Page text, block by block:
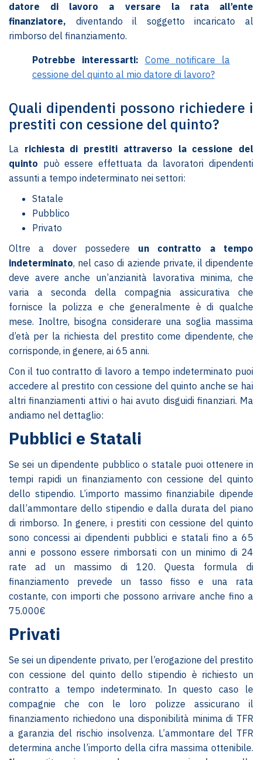
datore di lavoro a versare la rata all’ente
finanziatore, diventando il soggetto incaricato al
rimborso del finanziamento.
Potrebbe interessarti: Come notificare la
cessione del quinto al mio datore di lavoro?
Quali dipendenti possono richiedere i
prestiti con cessione del quinto?
La richiesta di prestiti attraverso la cessione del
quinto può essere effettuata da lavoratori dipendenti
assunti a tempo indeterminato nei settori:
Statale
Pubblico
Privato
Oltre a dover possedere un contratto a tempo
indeterminato, nel caso di aziende private, il dipendente
deve avere anche un’anzianità lavorativa minima, che
varia a seconda della compagnia assicurativa che
fornisce la polizza e che generalmente è di qualche
mese. Inoltre, bisogna considerare una soglia massima
d’età per la richiesta del prestito come dipendente, che
corrisponde, in genere, ai 65 anni.
Con il tuo contratto di lavoro a tempo indeterminato puoi
accedere al prestito con cessione del quinto anche se hai
altri finanziamenti attivi o hai avuto disguidi finanziari. Ma
andiamo nel dettaglio:
Pubblici e Statali
Se sei un dipendente pubblico o statale puoi ottenere in
tempi rapidi un finanziamento con cessione del quinto
dello stipendio. L’importo massimo finanziabile dipende
dall’ammontare dello stipendio e dalla durata del piano
di rimborso. In genere, i prestiti con cessione del quinto
sono concessi ai dipendenti pubblici e statali fino a 65
anni e possono essere rimborsati con un minimo di 24
rate ad un massimo di 120. Questa formula di
finanziamento prevede un tasso fisso e una rata
costante, con importi che possono arrivare anche fino a
75.000€
Privati
Se sei un dipendente privato, per l’erogazione del prestito
con cessione del quinto dello stipendio è richiesto un
contratto a tempo indeterminato. In questo caso le
compagnie che con le loro polizze assicurano il
finanziamento richiedono una disponibilità minima di TFR
a garanzia del rischio insolvenza. L’ammontare del TFR
determina anche l’importo della cifra massima ottenibile.